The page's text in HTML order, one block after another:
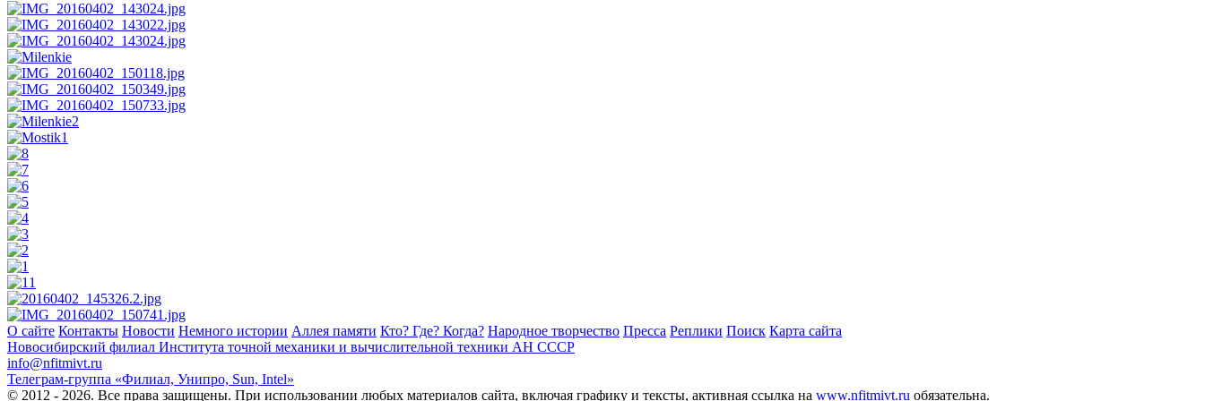
О сайте Контакты Новости Немного истории Аллея памяти Кто? Где? Когда? Народное творчество Пресса Реплики Поиск Карта сайта
Новосибирский филиал Института точной механики и вычислительной техники АН СССР
info@nfitmivt.ru
Телеграм-группа «Филиал, Унипро, Sun, Intel»
© 2012 - 2026. Все права защищены. При использовании любых материалов сайта, включая графику и тексты, активная ссылка на www.nfitmivt.ru обязательна.